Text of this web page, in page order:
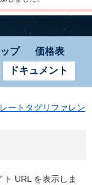
プ
価格表
ドキュメント
ートタグリファレン
URL を表示しま